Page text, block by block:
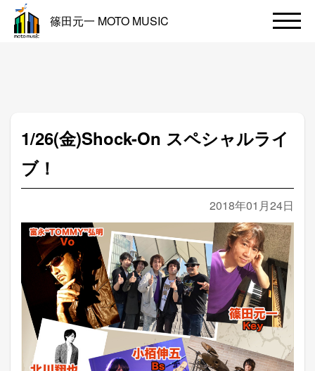
篠田元一 MOTO MUSIC
1/26(金)Shock-On スペシャルライ
ブ！
2018年01月24日